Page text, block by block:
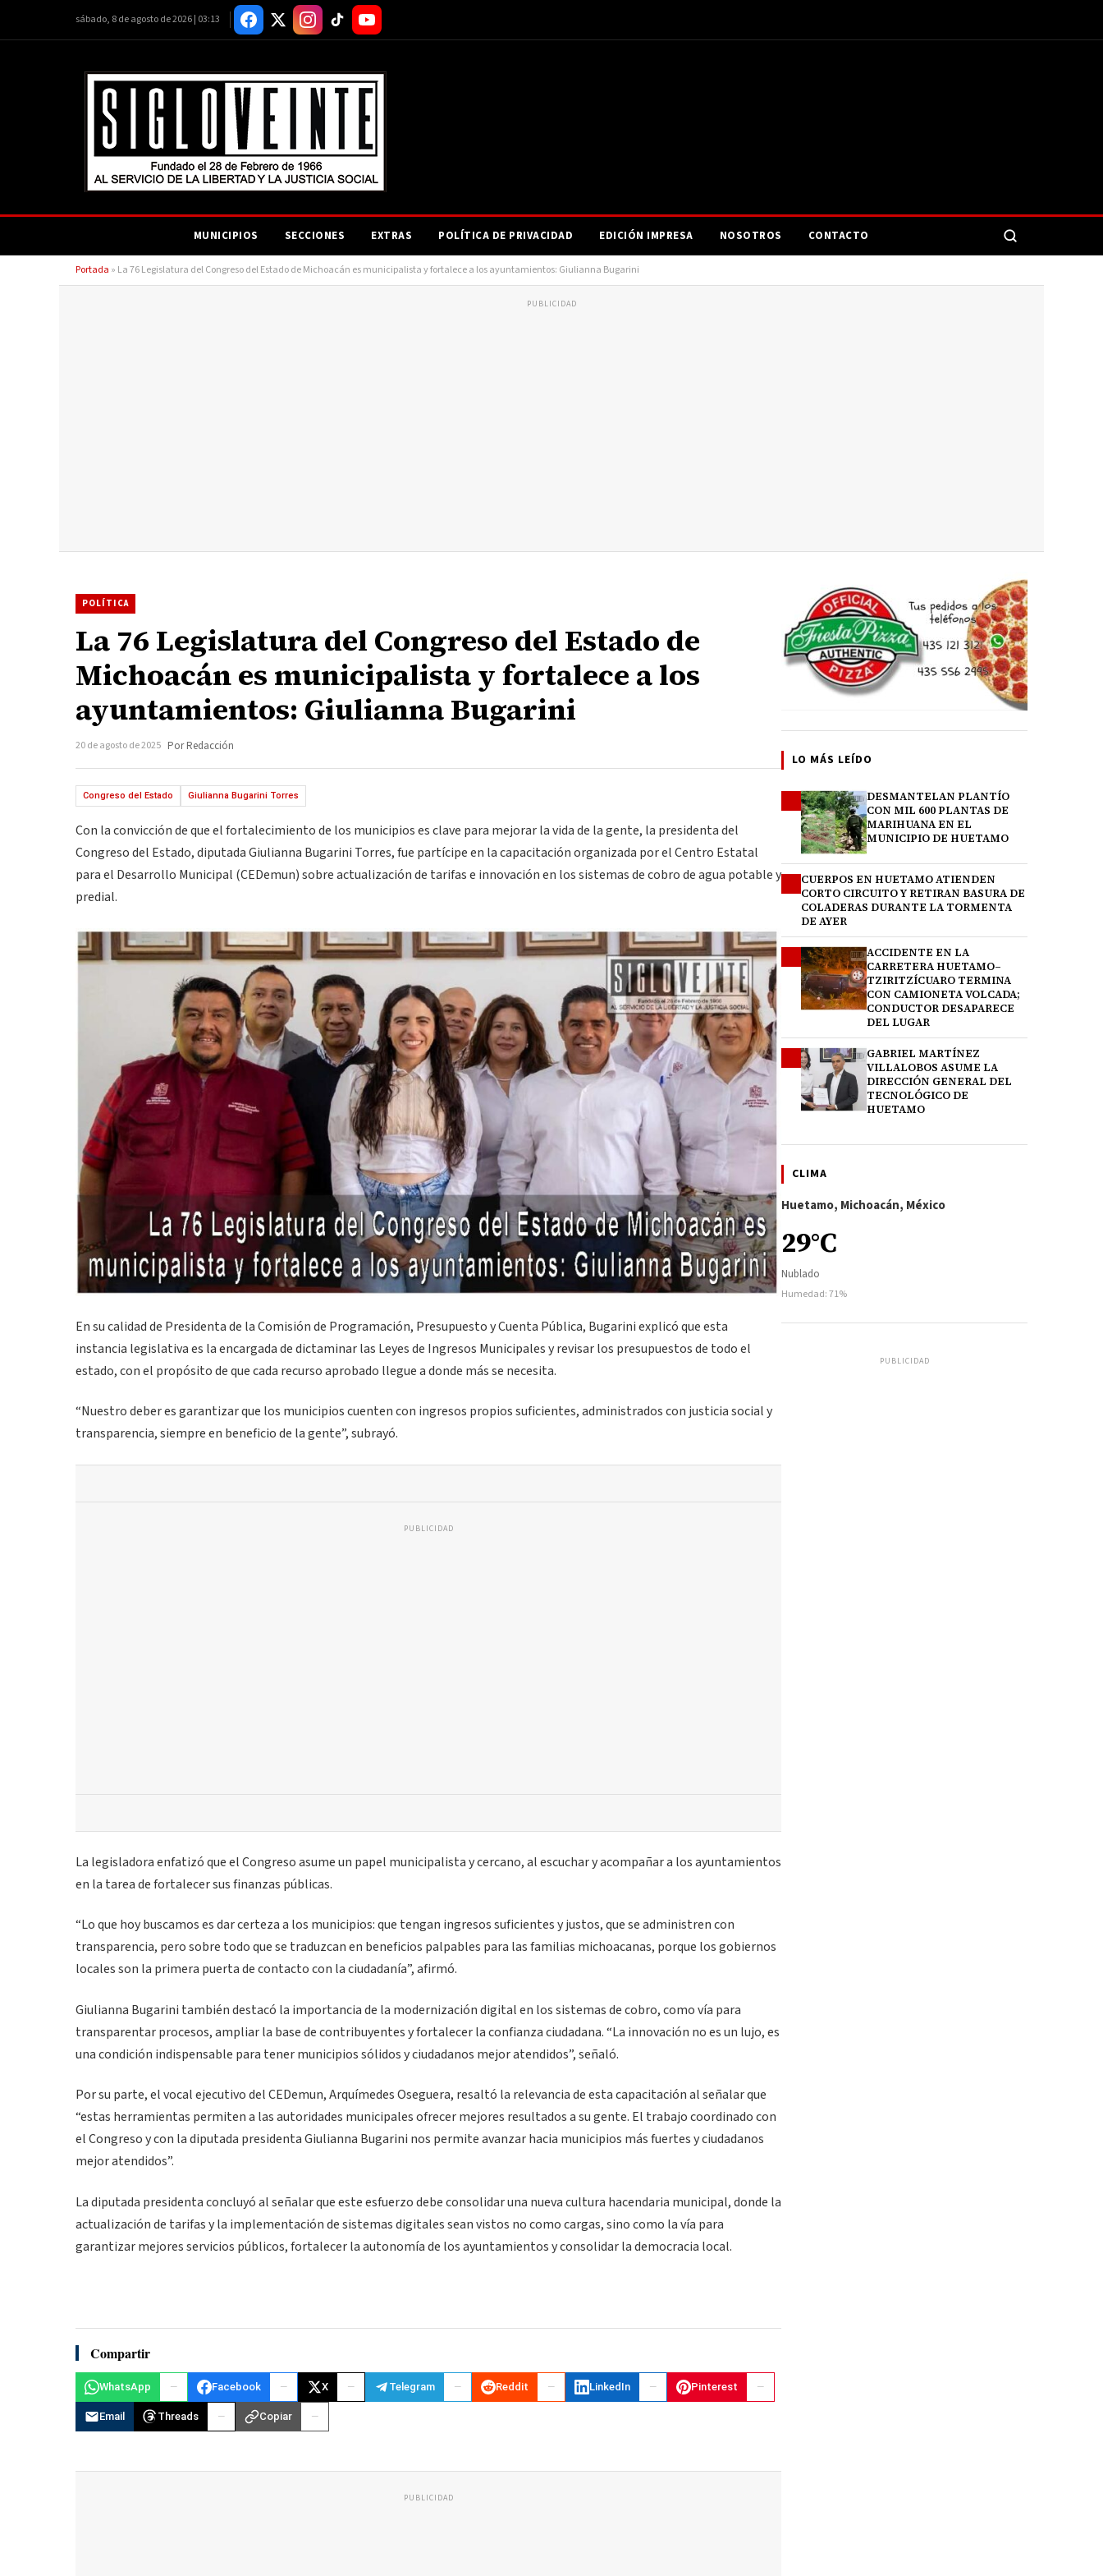
sábado, 8 de agosto de 2026 | 03:13
MUNICIPIOS SECCIONES EXTRAS POLÍTICA DE PRIVACIDAD EDICIÓN IMPRESA NOSOTROS CONTACTO
Portada » La 76 Legislatura del Congreso del Estado de Michoacán es municipalista y fortalece a los ayuntamientos: Giulianna Bugarini
PUBLICIDAD
POLÍTICA
La 76 Legislatura del Congreso del Estado de
Michoacán es municipalista y fortalece a los
ayuntamientos: Giulianna Bugarini
20 de agosto de 2025 Por Redacción
Congreso del Estado Giulianna Bugarini Torres
Con la convicción de que el fortalecimiento de los municipios es clave para mejorar la vida de la gente, la presidenta del
Congreso del Estado, diputada Giulianna Bugarini Torres, fue partícipe en la capacitación organizada por el Centro Estatal
para el Desarrollo Municipal (CEDemun) sobre actualización de tarifas e innovación en los sistemas de cobro de agua potable y
predial.
En su calidad de Presidenta de la Comisión de Programación, Presupuesto y Cuenta Pública, Bugarini explicó que esta
instancia legislativa es la encargada de dictaminar las Leyes de Ingresos Municipales y revisar los presupuestos de todo el
estado, con el propósito de que cada recurso aprobado llegue a donde más se necesita.
“Nuestro deber es garantizar que los municipios cuenten con ingresos propios suficientes, administrados con justicia social y
transparencia, siempre en beneficio de la gente”, subrayó.
PUBLICIDAD
La legisladora enfatizó que el Congreso asume un papel municipalista y cercano, al escuchar y acompañar a los ayuntamientos
en la tarea de fortalecer sus finanzas públicas.
“Lo que hoy buscamos es dar certeza a los municipios: que tengan ingresos suficientes y justos, que se administren con
transparencia, pero sobre todo que se traduzcan en beneficios palpables para las familias michoacanas, porque los gobiernos
locales son la primera puerta de contacto con la ciudadanía”, afirmó.
Giulianna Bugarini también destacó la importancia de la modernización digital en los sistemas de cobro, como vía para
transparentar procesos, ampliar la base de contribuyentes y fortalecer la confianza ciudadana. “La innovación no es un lujo, es
una condición indispensable para tener municipios sólidos y ciudadanos mejor atendidos”, señaló.
Por su parte, el vocal ejecutivo del CEDemun, Arquímedes Oseguera, resaltó la relevancia de esta capacitación al señalar que
“estas herramientas permiten a las autoridades municipales ofrecer mejores resultados a su gente. El trabajo coordinado con
el Congreso y con la diputada presidenta Giulianna Bugarini nos permite avanzar hacia municipios más fuertes y ciudadanos
mejor atendidos”.
La diputada presidenta concluyó al señalar que este esfuerzo debe consolidar una nueva cultura hacendaria municipal, donde la
actualización de tarifas y la implementación de sistemas digitales sean vistos no como cargas, sino como la vía para
garantizar mejores servicios públicos, fortalecer la autonomía de los ayuntamientos y consolidar la democracia local.
Compartir
WhatsApp Facebook X Telegram Reddit LinkedIn Pinterest
Email Threads Copiar
PUBLICIDAD
LO MÁS LEÍDO
DESMANTELAN PLANTÍO
CON MIL 600 PLANTAS DE
MARIHUANA EN EL
MUNICIPIO DE HUETAMO
CUERPOS EN HUETAMO ATIENDEN
CORTO CIRCUITO Y RETIRAN BASURA DE
COLADERAS DURANTE LA TORMENTA
DE AYER
ACCIDENTE EN LA
CARRETERA HUETAMO–
TZIRITZÍCUARO TERMINA
CON CAMIONETA VOLCADA;
CONDUCTOR DESAPARECE
DEL LUGAR
GABRIEL MARTÍNEZ
VILLALOBOS ASUME LA
DIRECCIÓN GENERAL DEL
TECNOLÓGICO DE
HUETAMO
CLIMA
Huetamo, Michoacán, México
29°C
Nublado
Humedad: 71%
PUBLICIDAD